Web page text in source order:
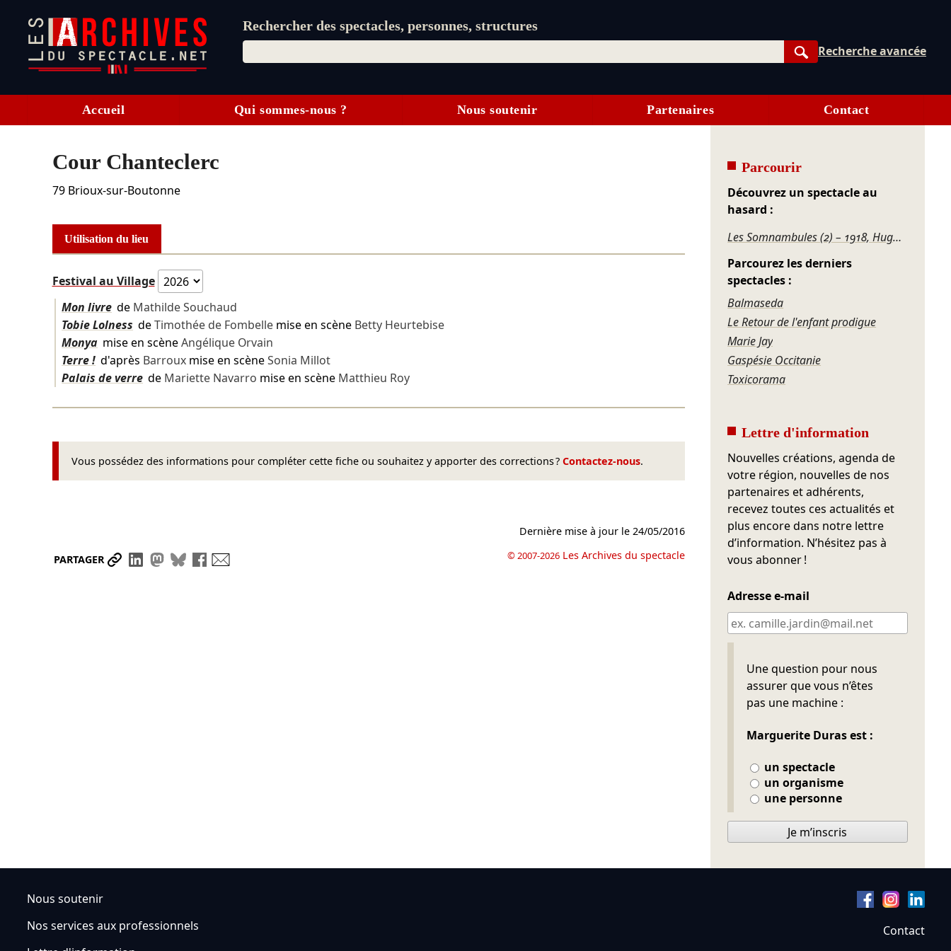
Rechercher des spectacles, personnes, structures
Rechercher
Recherche avancée
Accueil Qui sommes-nous ? Nous soutenir Partenaires Contact
Cour Chanteclerc
79 Brioux-sur-Boutonne
Utilisation du lieu
Festival au Village
Mon livre de Mathilde Souchaud
Tobie Lolness deTimothée de Fombelle mise en scène Betty Heurtebise
Monya mise en scèneAngélique Orvain
Terre ! d'après Barroux mise en scèneSonia Millot
Palais de verre de Mariette Navarro mise en scène Matthieu Roy
Vous possédez des informations pour compléter cette fiche ou souhaitez y apporter des corrections ? Contactez-nous.
PARTAGER Partager le lien
Partager sur LinkedIn
Partager sur Mastodon
Partager sur Bluesky
Partager sur Facebook
Dernière mise à jour le24/05/2016
© 2007-2026 Les Archives du spectacle
Parcourir
Découvrez un spectacle au
hasard :
Les Somnambules (2) – 1918, Huguenau ou le Réalisme
Parcourez les derniers
spectacles :
Balmaseda
Le Retour de l'enfant prodigue
Marie Jay
Gaspésie Occitanie
Toxicorama
Lettre d'information
Nouvelles créations, agenda de
votre région, nouvelles de nos
partenaires et adhérents,
recevez toutes ces actualités et
plus encore dans notre lettre
d’information. N’hésitez pas à
vous abonner !
Adresse e-mail
Une question pour nous
assurer que vous n’êtes
pas une machine :
Marguerite Duras est :
un spectacle
un organisme
une personne
Ne pas remplir
Je m’inscris
Nous soutenir
Nos services aux professionnels
Contact